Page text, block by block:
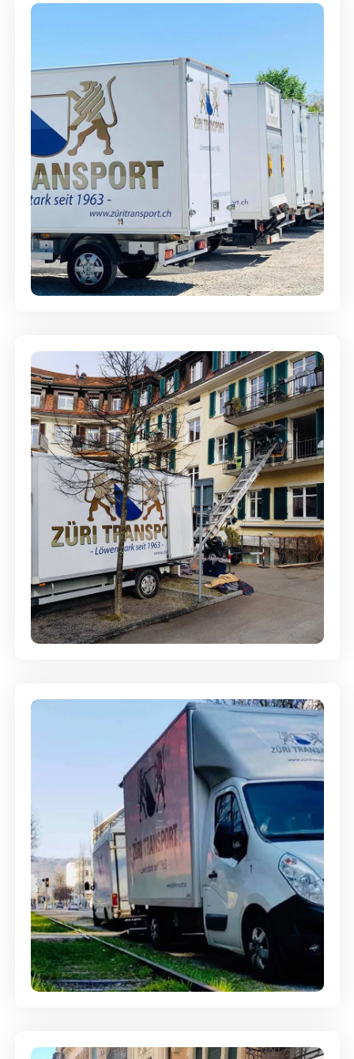
Möbellagerung - Alles sicher
aufbewahrt
Entsorgung & Räumung
Ein- und Auspackservice